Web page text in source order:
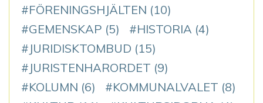
FÖRENINGSHJÄLTEN (10)
GEMENSKAP (5) HISTORIA (4)
JURIDISKTOMBUD (15)
JURISTENHARORDET (9)
KOLUMN (6) KOMMUNALVALET (8)